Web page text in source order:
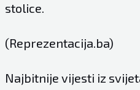
stolice.
(Reprezentacija.ba)
Najbitnije vijesti iz